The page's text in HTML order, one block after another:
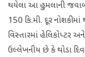
થયેલા આ હુમલાની
150 કિ.મી. દૂર
વિસ્તારમાં હેલિકોપ્ટર
ઉલ્લેખનીય છે કે થોડા